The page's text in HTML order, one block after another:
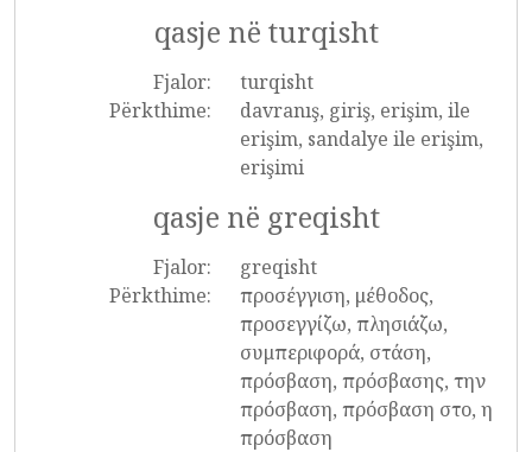
qasje në turqisht
Fjalor:
turqisht
Përkthime:
davranış, giriş, erişim, ile
erişim, sandalye ile erişim,
erişimi
qasje në greqisht
Fjalor:
greqisht
Përkthime:
προσέγγιση, μέθοδος,
προσεγγίζω, πλησιάζω,
συμπεριφορά, στάση,
πρόσβαση, πρόσβασης, την
πρόσβαση, πρόσβαση στο, η
πρόσβαση